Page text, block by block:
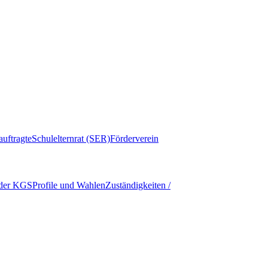
Schulelternrat (SER)Förderverein
KGSProfile und WahlenZuständigkeiten /